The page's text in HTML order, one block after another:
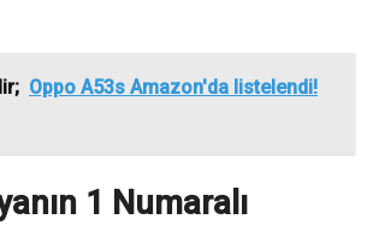
Oppo A53s Amazon'da listelendi!
1 Numaralı